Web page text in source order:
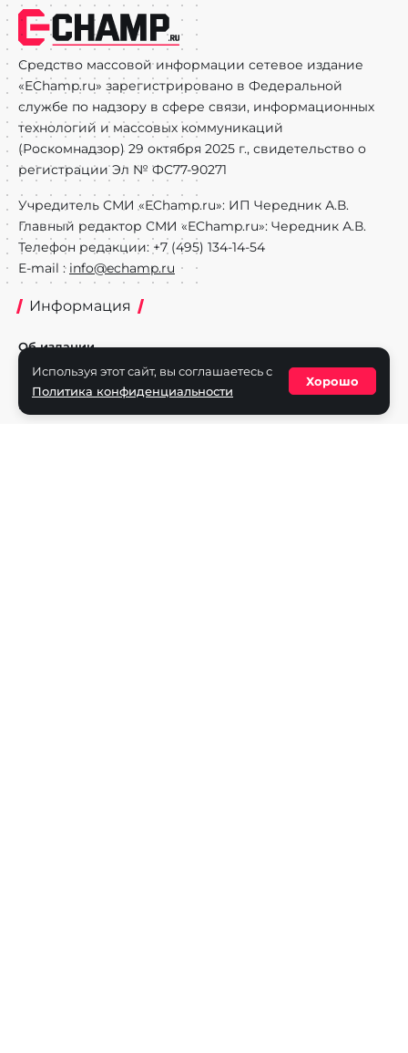
Средство массовой информации сетевое издание
«EChamp.ru» зарегистрировано в Федеральной
службе по надзору в сфере связи, информационных
технологий и массовых коммуникаций
(Роскомнадзор) 29 октября 2025 г., свидетельство о
регистрации Эл № ФС77-90271
Учредитель СМИ «EChamp.ru»: ИП Чередник А.В.
Главный редактор СМИ «EChamp.ru»: Чередник А.В.
Телефон редакции: +7 (495) 134-14-54
E-mail : info@echamp.ru
Информация
Об издании
Реклама на портале
Политика конфиденциальности
Используя этот сайт, вы соглашаетесь с
Политика конфиденциальности
Хорошо